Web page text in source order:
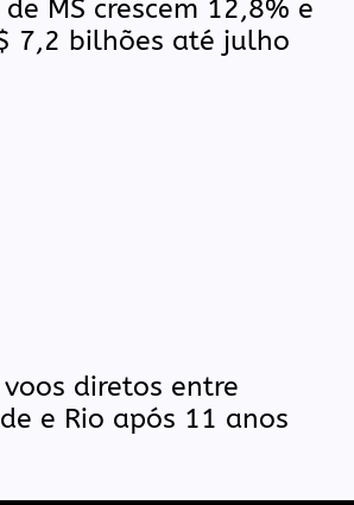
MS crescem 12,8% e
7,2 bilhões até julho
diretos entre
e Rio após 11 anos